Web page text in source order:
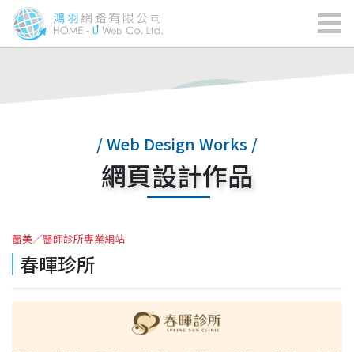
/ Web Design Works /
網頁設計作品
醫美／醫師診所專業網站
春暉珍所